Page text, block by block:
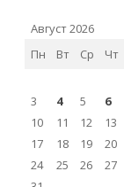
Август 2026
Пн
Вт Ср Чт
3
4 5 6
10
11 12 13
17
18 19 20
24
25 26 27